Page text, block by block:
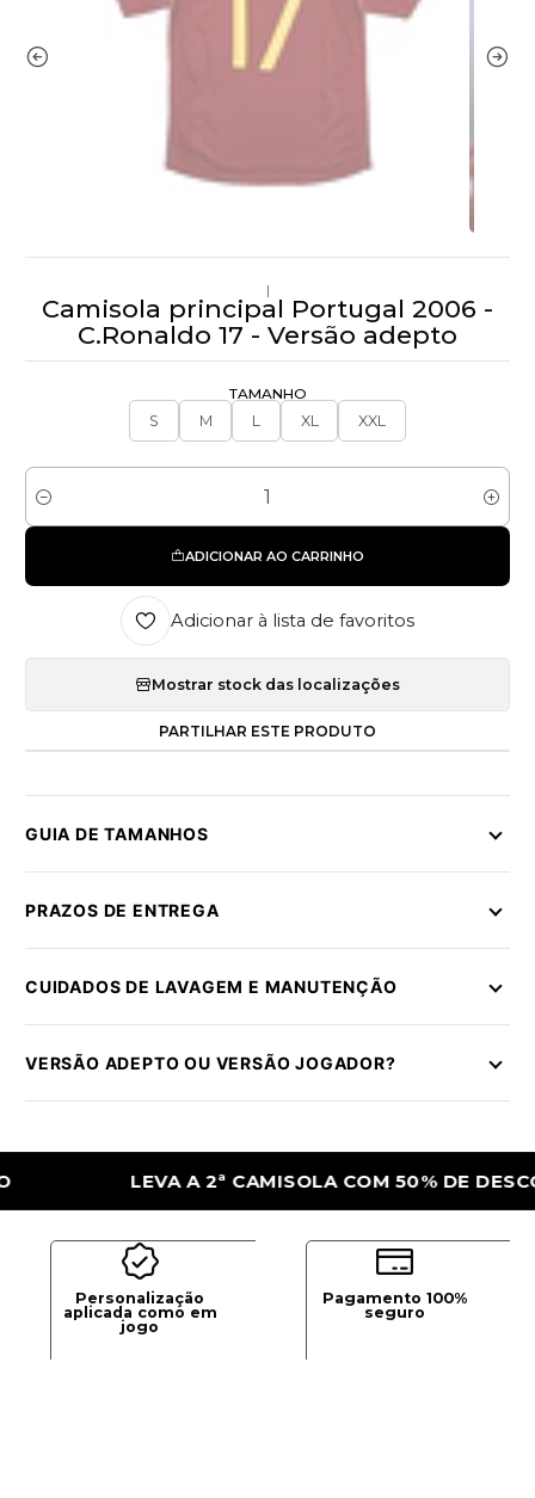
|
Camisola principal Portugal 2006 -
C.Ronaldo 17 - Versão adepto
TAMANHO
S
M L XL XXL
Quantidade
ADICIONAR AO CARRINHO
Adicionar à lista de favoritos
Mostrar stock das localizações
PARTILHAR ESTE PRODUTO
GUIA DE TAMANHOS
PRAZOS DE ENTREGA
CUIDADOS DE LAVAGEM E MANUTENÇÃO
VERSÃO ADEPTO OU VERSÃO JOGADOR?
LEVA A 2ª CAMISOLA COM 50% DE DESCONTO
Personalização
aplicada como em
jogo
Pagamento 100%
seguro